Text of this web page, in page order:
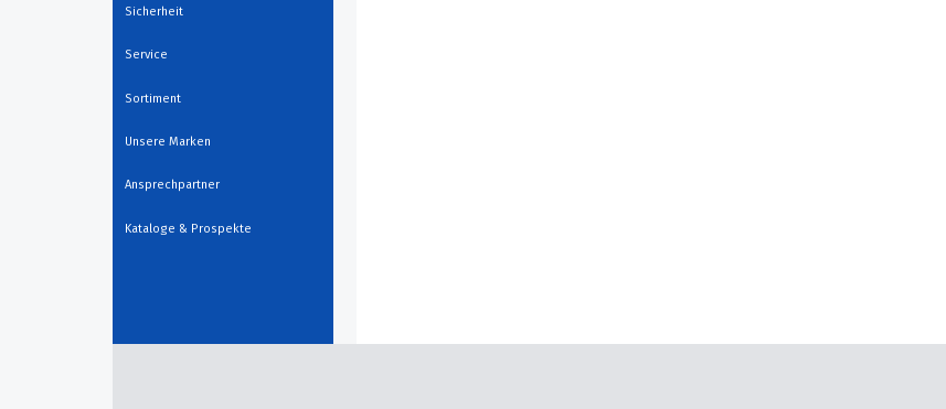
Sicherheit
Service
Sortiment
Unsere Marken
Ansprechpartner
Kataloge & Prospekte